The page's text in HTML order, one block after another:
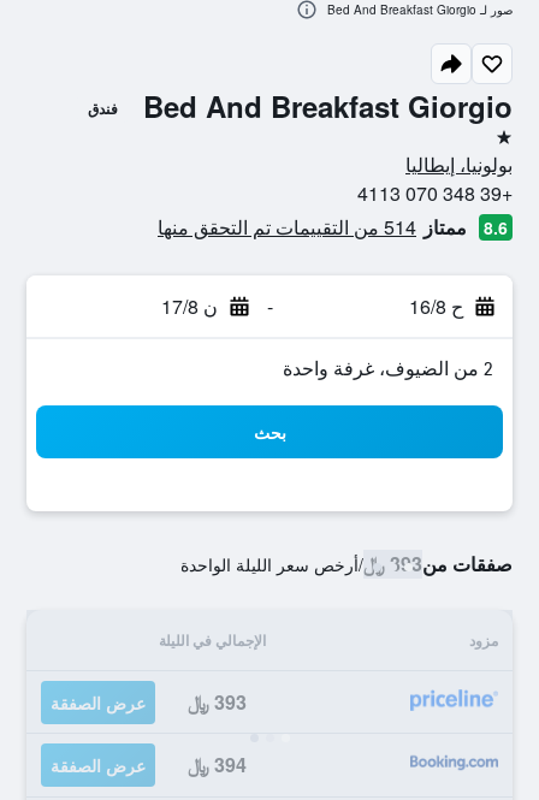
Bed And Breakfast Giorgio فندق
نجمة واحدة
بولونيا، إيطاليا
+39 348 070 4113
8.6 ممتاز 514 من التقييمات تم التحقق منها
ح 16/8 - ن 17/8
2 من الضيوف، غرفة واحدة
بحث
صفقات من393 ﷼ /أرخص سعر الليلة الواحدة
مزود الإجمالي في الليلة
393 ﷼ عرض الصفقة
394 ﷼ عرض الصفقة
صور لـ Bed And Breakfast Giorgio